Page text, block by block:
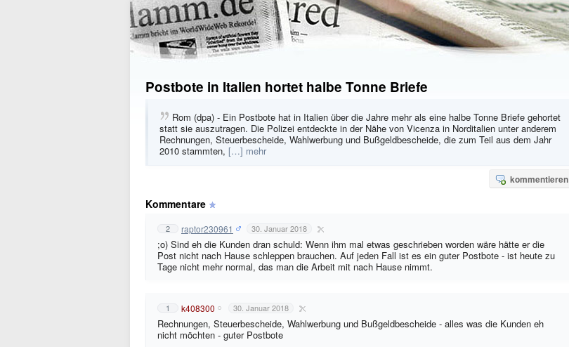
Postbote in Italien hortet halbe Tonne Briefe
Rom (dpa) - Ein Postbote hat in Italien über die Jahre mehr als eine halbe Tonne Briefe gehortet
statt sie auszutragen. Die Polizei entdeckte in der Nähe von Vicenza in Norditalien unter anderem
Rechnungen, Steuerbescheide, Wahlwerbung und Bußgeldbescheide, die zum Teil aus dem Jahr
2010 stammten, […] mehr
kommentieren
Kommentare
2 raptor230961 30. Januar 2018
;o) Sind eh die Kunden dran schuld: Wenn ihm mal etwas geschrieben worden wäre hätte er die
Post nicht nach Hause schleppen brauchen. Auf jeden Fall ist es ein guter Postbote - ist heute zu
Tage nicht mehr normal, das man die Arbeit mit nach Hause nimmt.
1 k408300 30. Januar 2018
Rechnungen, Steuerbescheide, Wahlwerbung und Bußgeldbescheide - alles was die Kunden eh
nicht möchten - guter Postbote